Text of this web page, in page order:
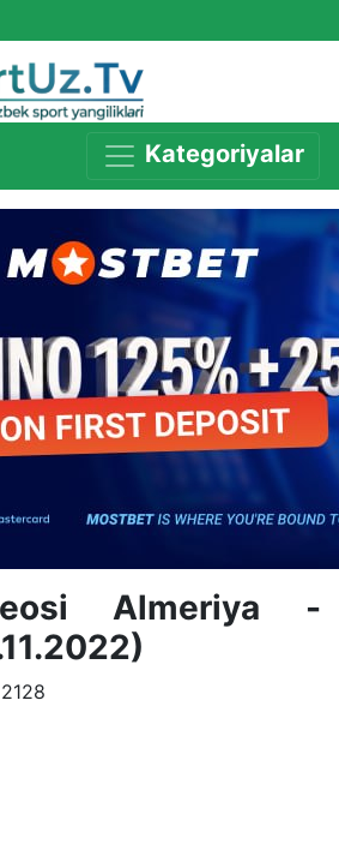
Kategoriyalar
Almeriya -
2128